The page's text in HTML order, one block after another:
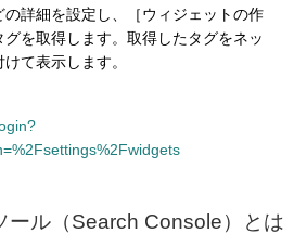
詳細を設定し、［ウィジェットの作
を取得します。取得したタグをネッ
て表示します。
ール（Search Console）とは